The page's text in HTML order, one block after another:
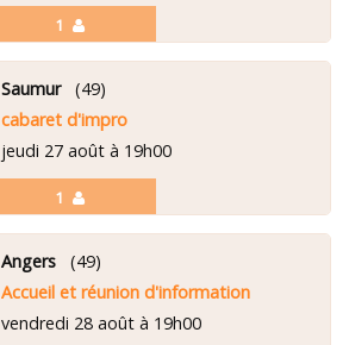
1
1
Saumur(49)
cabaret d'impro
jeudi 27 août à 19h00
Angers(49)
Accueil et réunion d'information
vendredi 28 août à 19h00